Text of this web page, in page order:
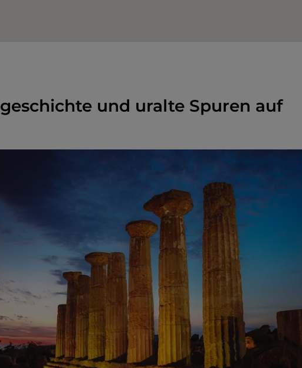
und uralte Spuren auf